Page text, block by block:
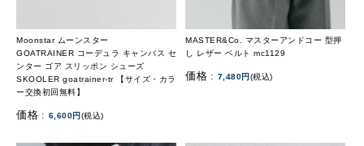
Moonstar ムーンスター
GOATRAINER コーデュラ キャンバス セ
ンター ゴア スリッポン シューズ
SKOOLER goatrainer-tr 【サイズ・カラ
ー交換初回無料】
価格 : 6,600円(税込)
MASTER&Co. マスターアンドコー 型押
し レザー ベルト mc1129
価格 : 7,480円(税込)